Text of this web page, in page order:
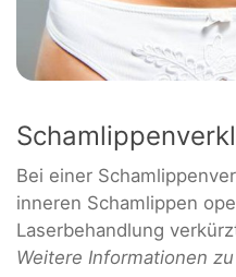
Bei einer
inneren Schamlippen
Laserbehandlung
Weitere Informationen